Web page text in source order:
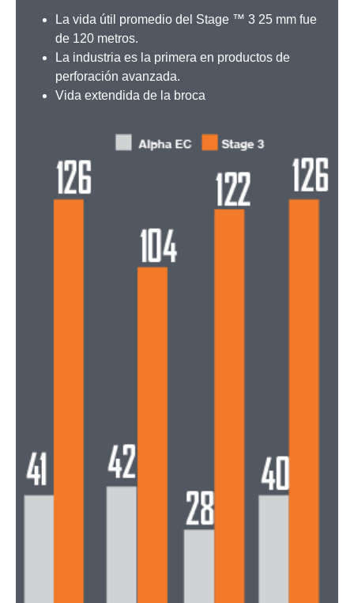
La vida útil promedio del Stage ™ 3 25 mm fue
de 120 metros.
La industria es la primera en productos de
perforación avanzada.
Vida extendida de la broca